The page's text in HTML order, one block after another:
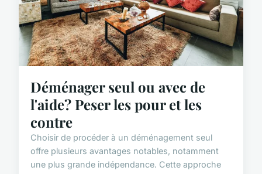
Déménager seul ou avec de
l'aide? Peser les pour et les
contre
Choisir de procéder à un déménagement seul
offre plusieurs avantages notables, notamment
une plus grande indépendance. Cette approche